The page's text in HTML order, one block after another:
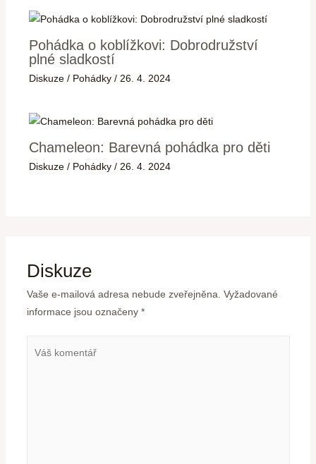
Pohádka o koblížkovi: Dobrodružství
plné sladkostí
Diskuze / Pohádky / 26. 4. 2024
Chameleon: Barevná pohádka pro děti
Diskuze / Pohádky /26. 4. 2024
Diskuze
Vaše e-mailová adresa nebude zveřejněna. Vyžadované
informace jsou označeny *